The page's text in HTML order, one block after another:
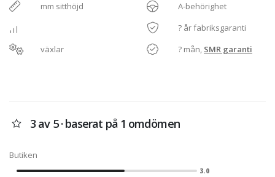
mm sitthöjd
växlar
A-behörighet
? år fabriksgaranti
? mån, SMR garanti
3 av 5 · baserat på 1 omdömen
Butiken
3.0